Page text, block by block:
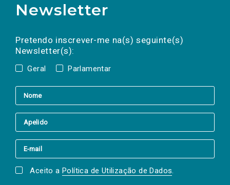
Newsletter
Pretendo inscrever-me na(s) seguinte(s)
Newsletter(s):
Geral Parlamentar
a(s) newsletter(s).
mail
Aceito a Política de Utilização de Dados.